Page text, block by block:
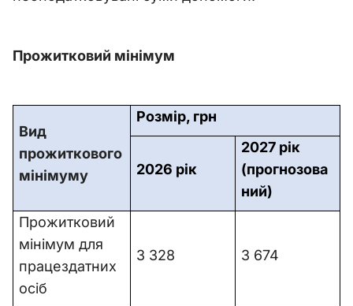
Прожитковий мінімум
Вид
прожиткового
мінімуму
Розмір, грн
2026 рік
2027 рік
(прогнозова
ний)
Прожитковий
мінімум для
працездатних
осіб
3 328 3 674